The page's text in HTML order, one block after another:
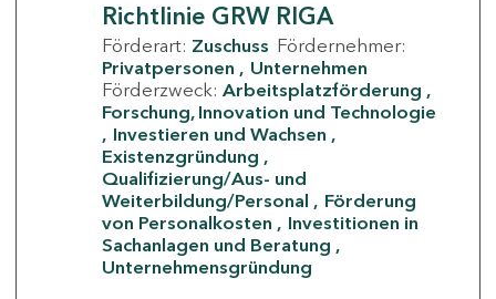
Richtlinie GRW RIGA
Förderart: Zuschuss Fördernehmer:
Privatpersonen
Unternehmen
Förderzweck: Arbeitsplatzförderung
Forschung, Innovation und Technologie
Investieren und Wachsen
Existenzgründung
Qualifizierung/Aus- und
Weiterbildung/Personal
Förderung
von Personalkosten
Investitionen in
Sachanlagen und Beratung
Unternehmensgründung